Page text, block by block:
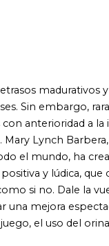
al autismo ofrece
en las habilidades
la comida, el sueño,